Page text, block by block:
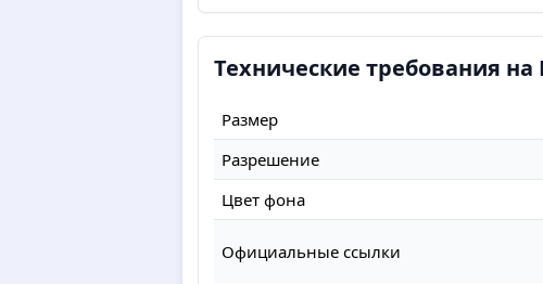
Технические требования
Размер
Разрешение
Цвет фона
Официальные ссылки